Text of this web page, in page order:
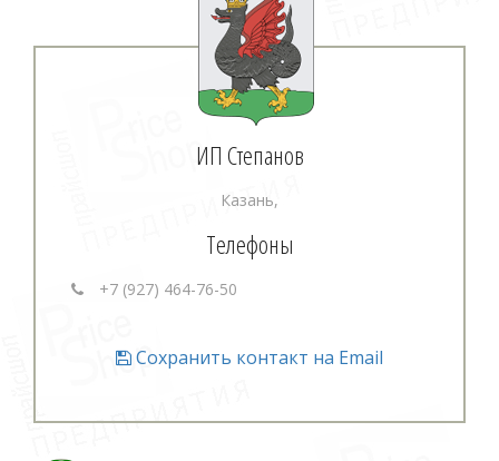
ИП Степанов
Казань,
Телефоны
+7 (927) 464-76-50
Сохранить контакт на Email